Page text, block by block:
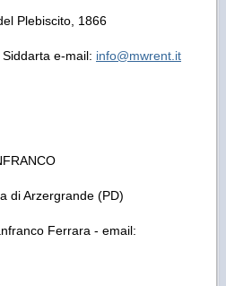
Plebiscito, 1866
e-mail: info@mwrent.it
(PD)
di Arzergrande (PD)
Ferrara - email: